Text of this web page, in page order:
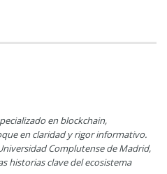
en blockchain,
en claridad y rigor informativo.
Complutense de Madrid,
historias clave del ecosistema